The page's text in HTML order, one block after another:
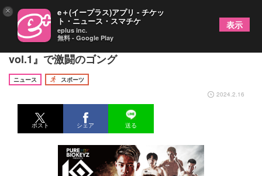
無敗の龍聖が出陣！ 2/25『KNOCK OUT 2024
vol.1』で激闘のゴング
ニュース
スポーツ
2024.2.16
ポスト シェア 送る
× e＋(イープラス)アプリ - チケッ
ト・ニュース・スマチケ
eplus inc.
無料 - Google Play
表示